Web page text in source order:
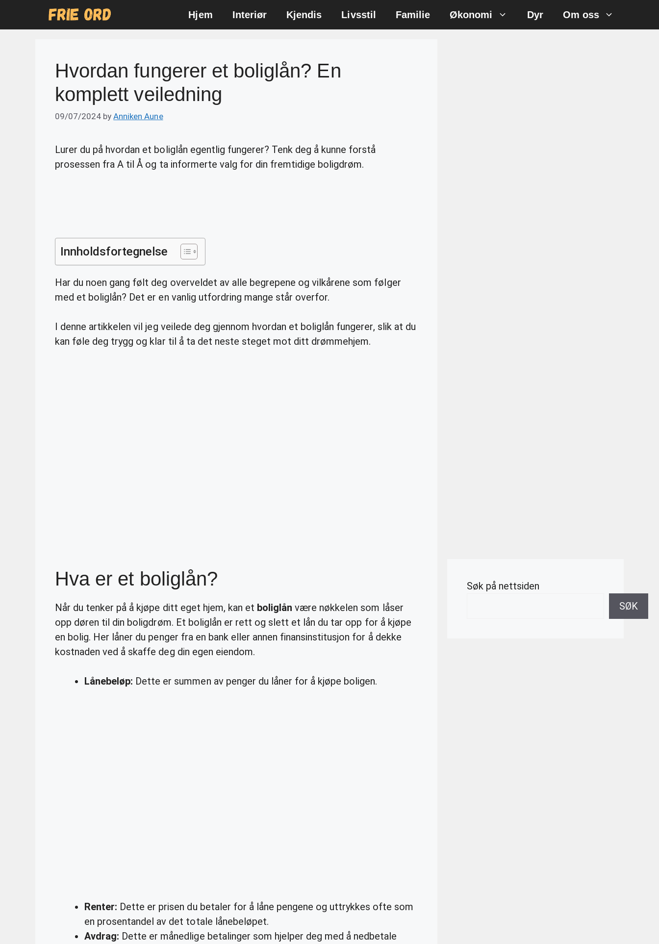
Hjem Interiør Kjendis Livsstil Familie Økonomi Dyr Om oss
Hvordan fungerer et boliglån? En
komplett veiledning
09/07/2024 byAnniken Aune
Lurer du på hvordan et boliglån egentlig fungerer? Tenk deg å kunne forstå
prosessen fra A til Å og ta informerte valg for din fremtidige boligdrøm.
Innholdsfortegnelse
Har du noen gang følt deg overveldet av alle begrepene og vilkårene som følger
med et boliglån? Det er en vanlig utfordring mange står overfor.
I denne artikkelen vil jeg veilede deg gjennom hvordan et boliglån fungerer, slik at du
kan føle deg trygg og klar til å ta det neste steget mot ditt drømmehjem.
Hva er et boliglån?
Når du tenker på å kjøpe ditt eget hjem, kan et boliglån være nøkkelen som låser
opp døren til din boligdrøm. Et boliglån er rett og slett et lån du tar opp for å kjøpe
en bolig. Her låner du penger fra en bank eller annen finansinstitusjon for å dekke
kostnaden ved å skaffe deg din egen eiendom.
Lånebeløp: Dette er summen av penger du låner for å kjøpe boligen.
Renter: Dette er prisen du betaler for å låne pengene og uttrykkes ofte som
en prosentandel av det totale lånebeløpet.
Avdrag: Dette er månedlige betalinger som hjelper deg med å nedbetale
Søk på nettsiden
SØK